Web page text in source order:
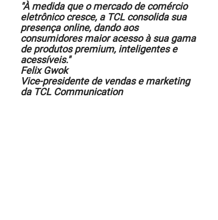
"À medida que o mercado de comércio
eletrônico cresce, a TCL consolida sua
presença online, dando aos
consumidores maior acesso à sua gama
de produtos premium, inteligentes e
acessíveis."
Felix Gwok
Vice-presidente de vendas e marketing
da TCL Communication